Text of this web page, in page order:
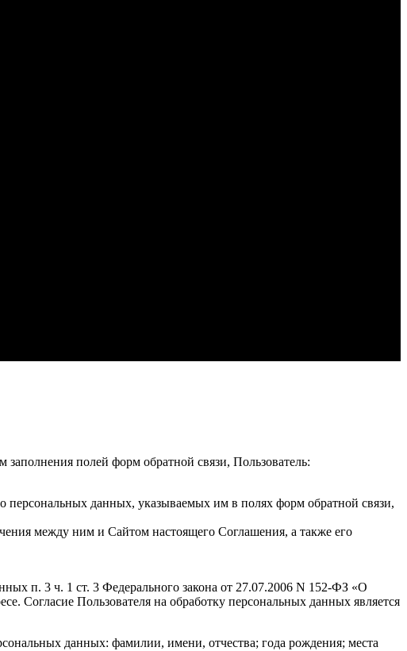
полей форм обратной связи, Пользователь:
персональных данных, указываемых им в полях форм обратной связи,
между ним и Сайтом настоящего Соглашения, а также его
п. 3 ч. 1 ст. 3 Федерального закона от 27.07.2006 N 152-ФЗ «О
Согласие Пользователя на обработку персональных данных является
данных: фамилии, имени, отчества; года рождения; места